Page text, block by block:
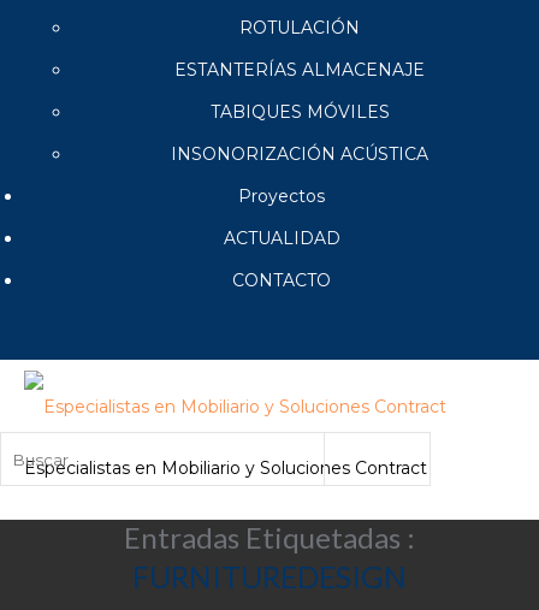
ROTULACIÓN
ESTANTERÍAS ALMACENAJE
TABIQUES MÓVILES
INSONORIZACIÓN ACÚSTICA
Proyectos
ACTUALIDAD
CONTACTO
Especialistas en Mobiliario y Soluciones Contract
Entradas Etiquetadas :
FURNITUREDESIGN